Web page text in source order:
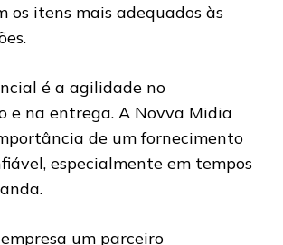
os itens mais adequados às
é a agilidade no
e na entrega. A Novva Midia
de um fornecimento
especialmente em tempos
um parceiro